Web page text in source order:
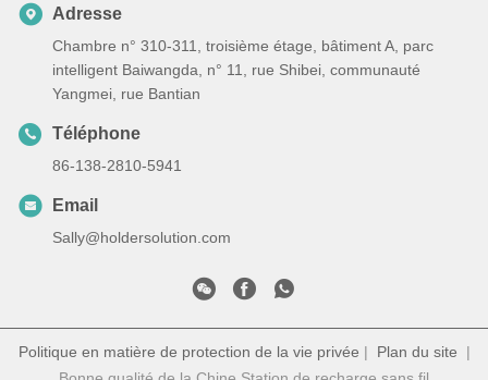
Adresse
Chambre n° 310-311, troisième étage, bâtiment A, parc
intelligent Baiwangda, n° 11, rue Shibei, communauté
Yangmei, rue Bantian
Téléphone
86-138-2810-5941
Email
Sally@holdersolution.com
Politique en matière de protection de la vie privée | Plan du site |